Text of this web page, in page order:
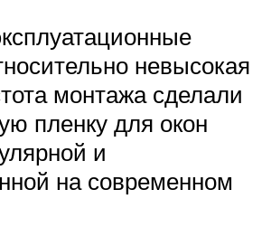
невысокая
монтажа сделали
пленку для окон
и
на современном